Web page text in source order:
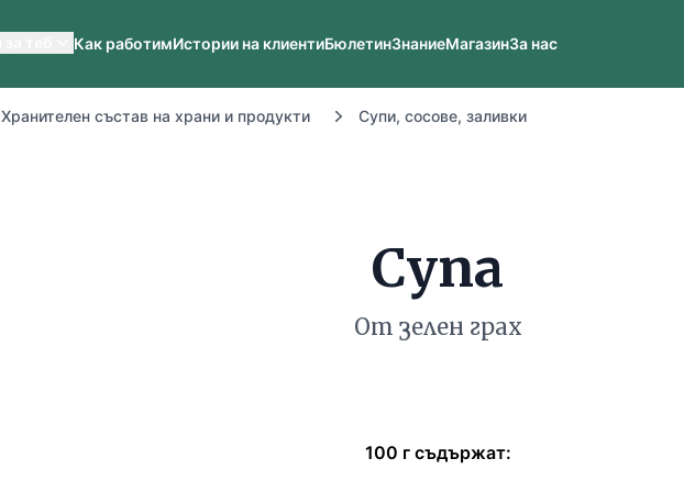
Как работимИстории на клиентиБюлетинЗнаниеМагазинЗа нас
Хранителен състав на храни и продукти Супи, сосове, заливки
Супа
От зелен грах
100 г съдържат: